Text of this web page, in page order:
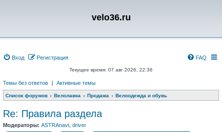
velo36.ru
Вход Регистрация FAQ
Текущее время: 07 авг 2026, 22:36
Темы без ответов | Активные темы
Список форумов Велолавка Продажа Велоодежда и обувь
Re: Правила раздела
Модераторы: ASTRAnavt driver